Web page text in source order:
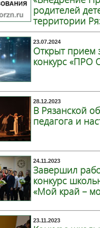
родителей
территории
23.07.2024
Открыт прием
конкурс «ПРО
28.12.2023
В Рязанской
педагога и
24.11.2023
Завершил
конкурс
«Мой край –
23.11.2023